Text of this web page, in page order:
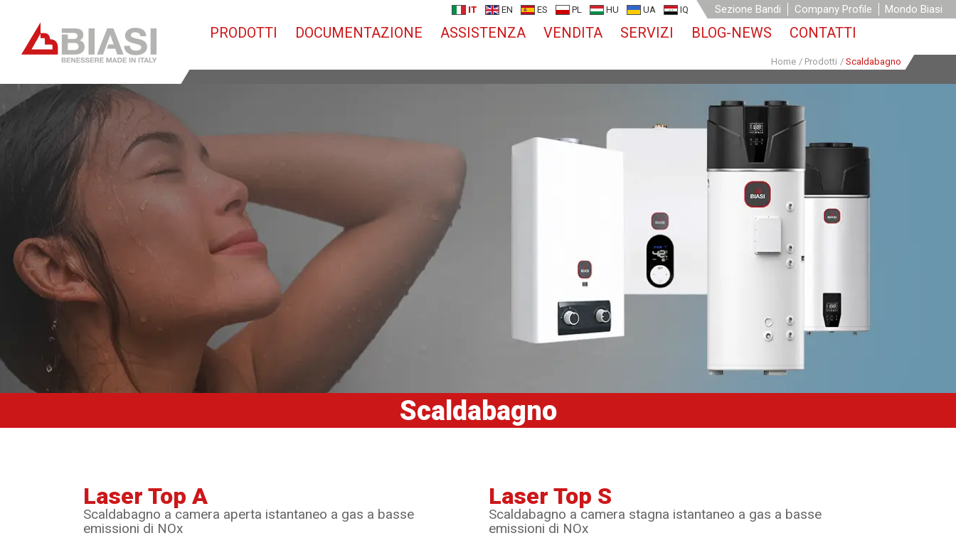
IT EN ES PL HU UA IQ Sezione Bandi Company Profile Mondo Biasi
PRODOTTI DOCUMENTAZIONE ASSISTENZA VENDITA SERVIZI BLOG-NEWS CONTATTI
Home / Prodotti / Scaldabagno
Scaldabagno
Laser Top A
Scaldabagno a camera aperta istantaneo a gas a basse
emissioni di NOx
Laser Top S
Scaldabagno a camera stagna istantaneo a gas a basse
emissioni di NOx